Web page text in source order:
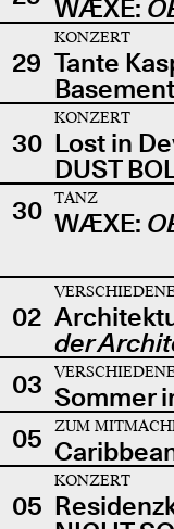
WÆXE:
29
KONZERT
Tante
30
KONZERT
Lost in
DUST
30
TANZ
WÆXE:
02
der
03 Sommer
05
ZUM
05
KONZERT